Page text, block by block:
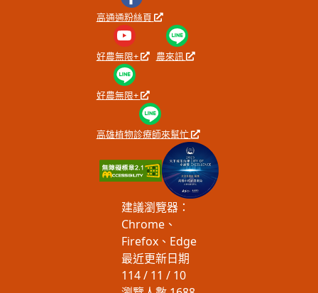
高通通粉絲頁
好農無限+ 農來訊
好農無限+
高雄植物診療師來幫忙
建議瀏覽器：
Chrome、
Firefox、Edge
最近更新日期
114 / 11 / 10